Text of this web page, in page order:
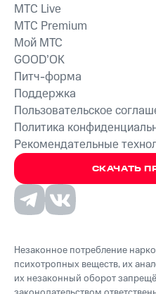
СКАЧАТЬ
MTС Live
MTС Premium
Мой МТС
GOOD’OK
Питч-форма
Поддержка
Пользовательское
Политика
Рекомендательные
Незаконное потребление
психотропных веществ, их
их незаконный оборот